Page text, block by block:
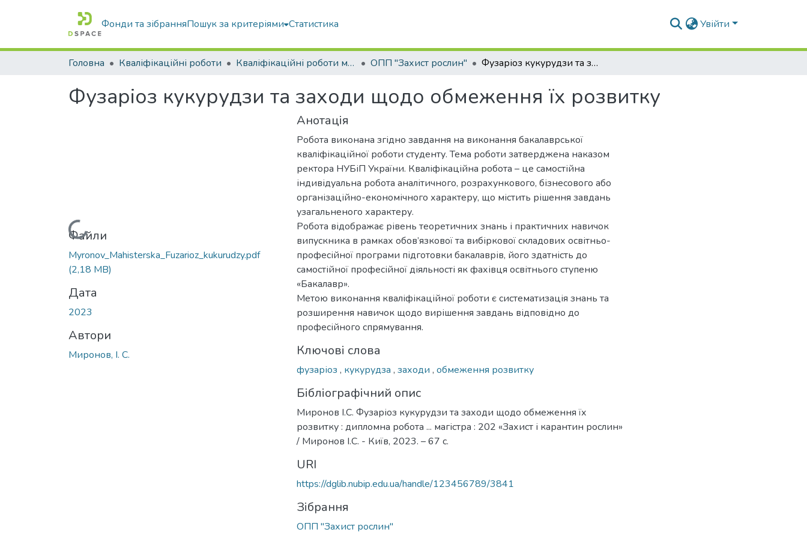
Фонди та зібранняПошук за критеріями Статистика Увійти
Головна Кваліфікаційні роботи Кваліфікаційні роботи магістрів ОПП "Захист рослин" Фузаріоз кукурудзи та заходи щодо обмеження їх розвитку
Фузаріоз кукурудзи та заходи щодо обмеження їх розвитку
Вантажиться...
Файли
Myronov_Mahisterska_Fuzarioz_kukurudzy.pdf
(2,18 MB)
Дата
2023
Автори
Миронов, І. С.
Анотація
Робота виконана згідно завдання на виконання бакалаврської
кваліфікаційної роботи студенту. Тема роботи затверджена наказом
ректора НУБіП України. Кваліфікаційна робота – це самостійна
індивідуальна робота аналітичного, розрахункового, бізнесового або
організаційно-економічного характеру, що містить рішення завдань
узагальненого характеру.
Робота відображає рівень теоретичних знань і практичних навичок
випускника в рамках обов’язкової та вибіркової складових освітньо-
професійної програми підготовки бакалаврів, його здатність до
самостійної професійної діяльності як фахівця освітнього ступеню
«Бакалавр».
Метою виконання кваліфікаційної роботи є систематизація знань та
розширення навичок щодо вирішення завдань відповідно до
професійного спрямування.
Ключові слова
фузаріоз , кукурудза , заходи , обмеження розвитку
Бібліографічний опис
Миронов І.С. Фузаріоз кукурудзи та заходи щодо обмеження їх
розвитку : дипломна робота ... магістра : 202 «Захист і карантин рослин»
/ Миронов І.С. - Київ, 2023. – 67 с.
URI
https://dglib.nubip.edu.ua/handle/123456789/3841
Зібрання
ОПП "Захист рослин"